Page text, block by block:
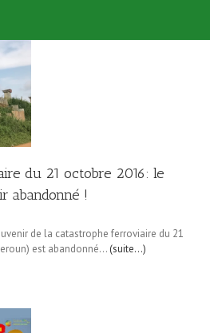
du 21 octobre 2016: le
abandonné !
de la catastrophe ferroviaire du 21
est abandonné… (suite…)